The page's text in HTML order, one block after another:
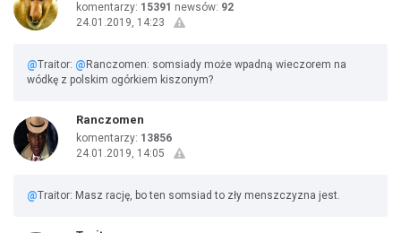
komentarzy: 15391 newsów: 92
24.01.2019, 14:23
@Traitor: @ Ranczomen: somsiady może wpadną wieczorem na
wódkę z polskim ogórkiem kiszonym?
Ranczomen
komentarzy: 13856
24.01.2019, 14:05
@Traitor: Masz rację, bo ten somsiad to zły menszczyzna jest.